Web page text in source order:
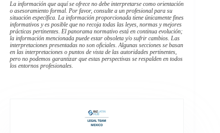
La información que aquí se ofrece no debe interpretarse como orientación
o asesoramiento formal. Por favor, consulte a un profesional para su
situación específica. La información proporcionada tiene únicamente fines
informativos y es posible que no recoja todas las leyes, normas y mejores
prácticas pertinentes. El panorama normativo está en continua evolución;
la información mencionada puede estar obsoleta y/o sufrir cambios. Las
interpretaciones presentadas no son oficiales. Algunas secciones se basan
en las interpretaciones o puntos de vista de las autoridades pertinentes,
pero no podemos garantizar que estas perspectivas se respalden en todos
los entornos profesionales.